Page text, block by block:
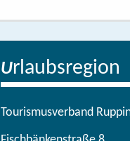
Urlaubsregion
Tourismusverband